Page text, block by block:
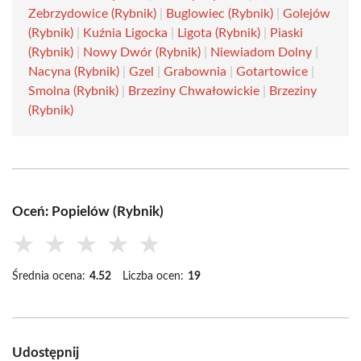
Zebrzydowice (Rybnik)
Buglowiec (Rybnik)
Golejów
(Rybnik)
Kuźnia Ligocka Ligota (Rybnik)
Piaski
(Rybnik)
Nowy Dwór (Rybnik) Niewiadom Dolny
Nacyna (Rybnik)
Gzel Grabownia Gotartowice
Smolna (Rybnik)
Brzeziny Chwałowickie
Brzeziny
(Rybnik)
Oceń: Popielów (Rybnik)
★ ★ ★ ★ ★
Średnia ocena: 4.52 Liczba ocen: 19
Udostępnij